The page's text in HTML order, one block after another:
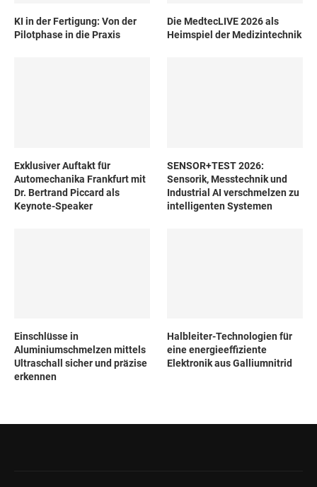
KI in der Fertigung: Von der
Pilotphase in die Praxis
Die MedtecLIVE 2026 als
Heimspiel der Medizintechnik
Exklusiver Auftakt für
Automechanika Frankfurt mit
Dr. Bertrand Piccard als
Keynote-Speaker
SENSOR+TEST 2026:
Sensorik, Messtechnik und
Industrial AI verschmelzen zu
intelligenten Systemen
Einschlüsse in
Aluminiumschmelzen mittels
Ultraschall sicher und präzise
erkennen
Halbleiter-Technologien für
eine energieeffiziente
Elektronik aus Galliumnitrid